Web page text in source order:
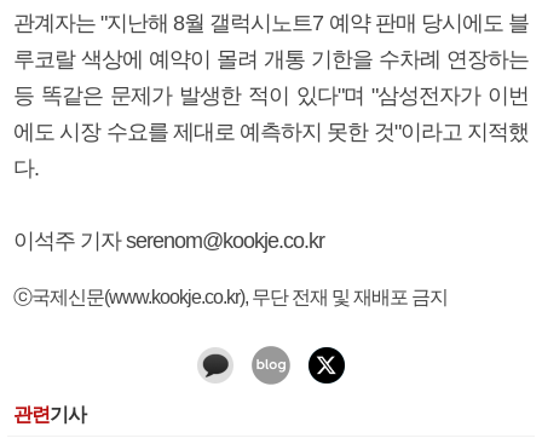
관계자는 "지난해 8월 갤럭시노트7 예약 판매 당시에도 블
루코랄 색상에 예약이 몰려 개통 기한을 수차례 연장하는
등 똑같은 문제가 발생한 적이 있다"며 "삼성전자가 이번
에도 시장 수요를 제대로 예측하지 못한 것"이라고 지적했
다.
이석주 기자 serenom@kookje.co.kr
ⓒ국제신문(www.kookje.co.kr), 무단 전재 및 재배포 금지
관련기사